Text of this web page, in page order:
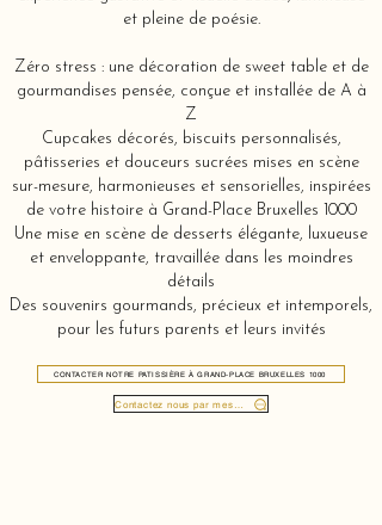
et pleine de poésie.
Zéro stress : une décoration de sweet table et de
gourmandises pensée, conçue et installée de A à
Z
Cupcakes décorés, biscuits personnalisés,
pâtisseries et douceurs sucrées mises en scène
sur-mesure, harmonieuses et sensorielles, inspirées
de votre histoire à Grand-Place Bruxelles 1000
Une mise en scène de desserts élégante, luxueuse
et enveloppante, travaillée dans les moindres
détails
Des souvenirs gourmands, précieux et intemporels,
pour les futurs parents et leurs invités
CONTACTER NOTRE PATISSIÈRE À GRAND-PLACE BRUXELLES 1000